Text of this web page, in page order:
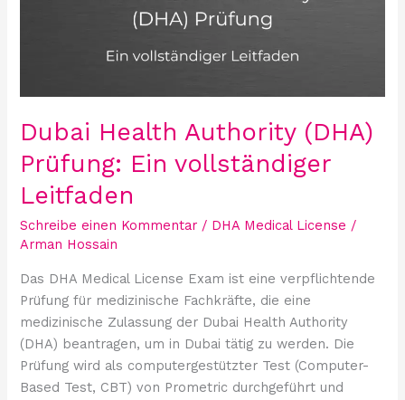
Dubai Health Authority (DHA)
Prüfung: Ein vollständiger
Leitfaden
Schreibe einen Kommentar / DHA Medical License /
Arman Hossain
Das DHA Medical License Exam ist eine verpflichtende
Prüfung für medizinische Fachkräfte, die eine
medizinische Zulassung der Dubai Health Authority
(DHA) beantragen, um in Dubai tätig zu werden. Die
Prüfung wird als computergestützter Test (Computer-
Based Test, CBT) von Prometric durchgeführt und